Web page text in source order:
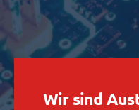
Wir sind